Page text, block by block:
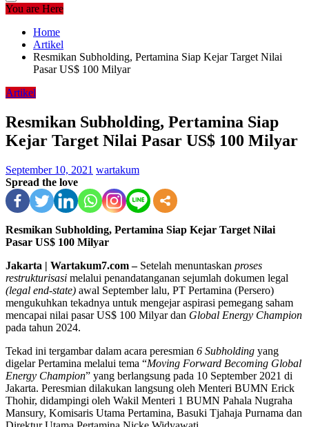
You are Here
Home
Artikel
Resmikan Subholding, Pertamina Siap Kejar Target Nilai
Pasar US$ 100 Milyar
Artikel
Resmikan Subholding, Pertamina Siap
Kejar Target Nilai Pasar US$ 100 Milyar
September 10, 2021 wartakum
Spread the love
Resmikan Subholding, Pertamina Siap Kejar Target Nilai
Pasar US$ 100 Milyar
Jakarta | Wartakum7.com –Setelah menuntaskan proses
restrukturisasi melalui penandatanganan sejumlah dokumen legal
(legal end-state) awal September lalu, PT Pertamina (Persero)
mengukuhkan tekadnya untuk mengejar aspirasi pemegang saham
mencapai nilai pasar US$ 100 Milyar dan Global Energy Champion
pada tahun 2024.
Tekad ini tergambar dalam acara peresmian 6 Subholding yang
digelar Pertamina melalui tema “Moving Forward Becoming Global
Energy Champion” yang berlangsung pada 10 September 2021 di
Jakarta. Peresmian dilakukan langsung oleh Menteri BUMN Erick
Thohir, didampingi oleh Wakil Menteri 1 BUMN Pahala Nugraha
Mansury, Komisaris Utama Pertamina, Basuki Tjahaja Purnama dan